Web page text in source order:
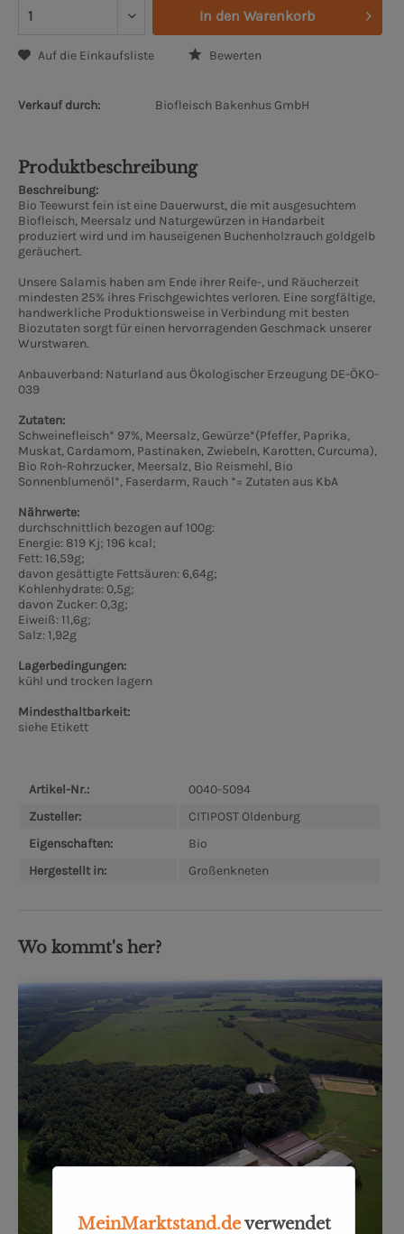
In den Warenkorb
Auf die Einkaufsliste Bewerten
Verkauf durch: Biofleisch Bakenhus GmbH
Produktbeschreibung
Beschreibung:
Bio Teewurst fein ist eine Dauerwurst, die mit ausgesuchtem
Biofleisch, Meersalz und Naturgewürzen in Handarbeit
produziert wird und im hauseigenen Buchenholzrauch goldgelb
geräuchert.
Unsere Salamis haben am Ende ihrer Reife-, und Räucherzeit
mindesten 25% ihres Frischgewichtes verloren. Eine sorgfältige,
handwerkliche Produktionsweise in Verbindung mit besten
Biozutaten sorgt für einen hervorragenden Geschmack unserer
Wurstwaren.
Anbauverband: Naturland aus Ökologischer Erzeugung DE-ÖKO-
039
Zutaten:
Schweinefleisch* 97%, Meersalz, Gewürze*(Pfeffer, Paprika,
Muskat, Cardamom, Pastinaken, Zwiebeln, Karotten, Curcuma),
Bio Roh-Rohrzucker, Meersalz, Bio Reismehl, Bio
Sonnenblumenöl*, Faserdarm, Rauch *= Zutaten aus KbA
Nährwerte:
durchschnittlich bezogen auf 100g:
Energie: 819 Kj; 196 kcal;
Fett: 16,59g;
davon gesättigte Fettsäuren: 6,64g;
Kohlenhydrate: 0,5g;
davon Zucker: 0,3g;
Eiweiß: 11,6g;
Salz: 1,92g
Lagerbedingungen:
kühl und trocken lagern
Mindesthaltbarkeit:
siehe Etikett
Artikel-Nr.:
0040-5094
Zusteller:
CITIPOST Oldenburg
Eigenschaften:
Bio
Hergestellt in:
Großenkneten
Wo kommt's her?
MeinMarktstand.deverwendet